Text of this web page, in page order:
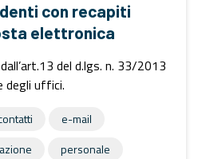
con recapiti
elettronica
del d.lgs. n. 33/2013
degli uffici.
e-mail
personale